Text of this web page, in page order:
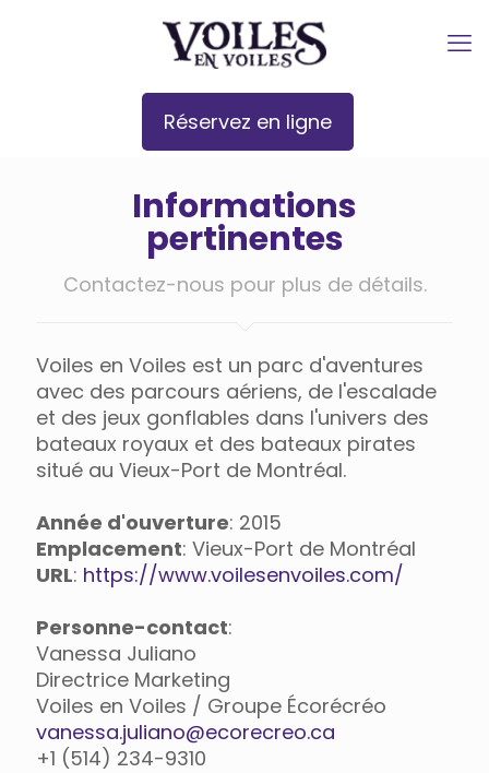
Réservez en ligne
Informations
pertinentes
Contactez-nous pour plus de détails.
Voiles en Voiles est un parc d'aventures
avec des parcours aériens, de l'escalade
et des jeux gonflables dans l'univers des
bateaux royaux et des bateaux pirates
situé au Vieux-Port de Montréal.
Année d'ouverture: 2015
Emplacement: Vieux-Port de Montréal
URL: https://www.voilesenvoiles.com/
Personne-contact:
Vanessa Juliano
Directrice Marketing
Voiles en Voiles / Groupe Écorécréo
vanessa.juliano@ecorecreo.ca
+1 (514) 234-9310